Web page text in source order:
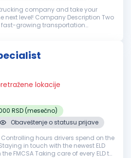
company and take your
next level! Company Description Two
fast-growing transportation
lokacije
RSD (mesečno)
Obaveštenje o statusu prijave
in touch with the newest ELD
FMCSA Taking care of every ELD to